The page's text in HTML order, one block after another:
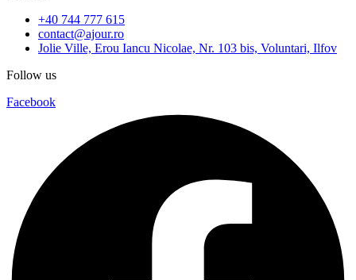
+40 744 777 615
contact@ajour.ro
Jolie Ville, Erou Iancu Nicolae, Nr. 103 bis, Voluntari, Ilfov
Follow us
Facebook